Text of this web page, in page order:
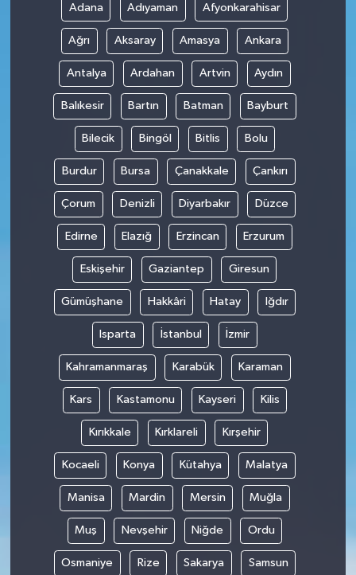
Adana Adıyaman Afyonkarahisar
Ağrı Aksaray Amasya Ankara
Antalya Ardahan Artvin Aydın
Balıkesir Bartın Batman Bayburt
Bilecik Bingöl Bitlis Bolu
Burdur Bursa Çanakkale Çankırı
Çorum Denizli Diyarbakır Düzce
Edirne Elazığ Erzincan Erzurum
Eskişehir Gaziantep Giresun
Gümüşhane Hakkâri Hatay Iğdır
Isparta İstanbul İzmir
Kahramanmaraş Karabük Karaman
Kars Kastamonu Kayseri Kilis
Kırıkkale Kırklareli Kırşehir
Kocaeli Konya Kütahya Malatya
Manisa Mardin Mersin Muğla
Muş Nevşehir Niğde Ordu
Osmaniye Rize Sakarya Samsun